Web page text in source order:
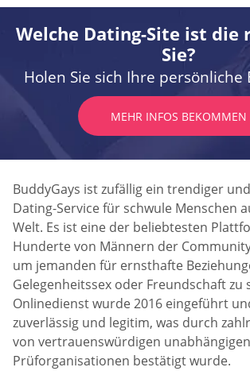
Welche Dating-Site ist die
Sie?
Holen Sie sich Ihre persönliche
MEHR INFOS BEKOMMEN
BuddyGays ist zufällig ein trendiger
Dating-Service für schwule Menschen
Welt. Es ist eine der beliebtesten
Hunderte von Männern der
um jemanden für ernsthafte
Gelegenheitssex oder Freundschaft zu
Onlinedienst wurde 2016 eingeführt
zuverlässig und legitim, was durch
von vertrauenswürdigen unabhängigen
Prüforganisationen bestätigt wurde.